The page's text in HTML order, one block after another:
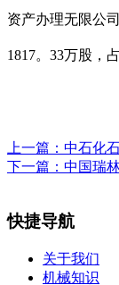
资产办理无限公
1817。33万股，
上一篇： 中石化
下一篇： 中国瑞
快捷导航
关于我们
机械知识